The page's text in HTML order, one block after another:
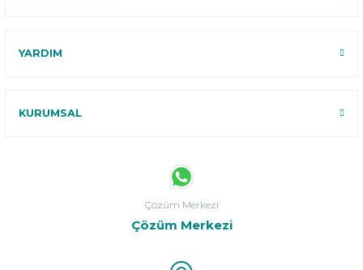
YARDIM
KURUMSAL
Çözüm Merkezi
Çözüm Merkezi